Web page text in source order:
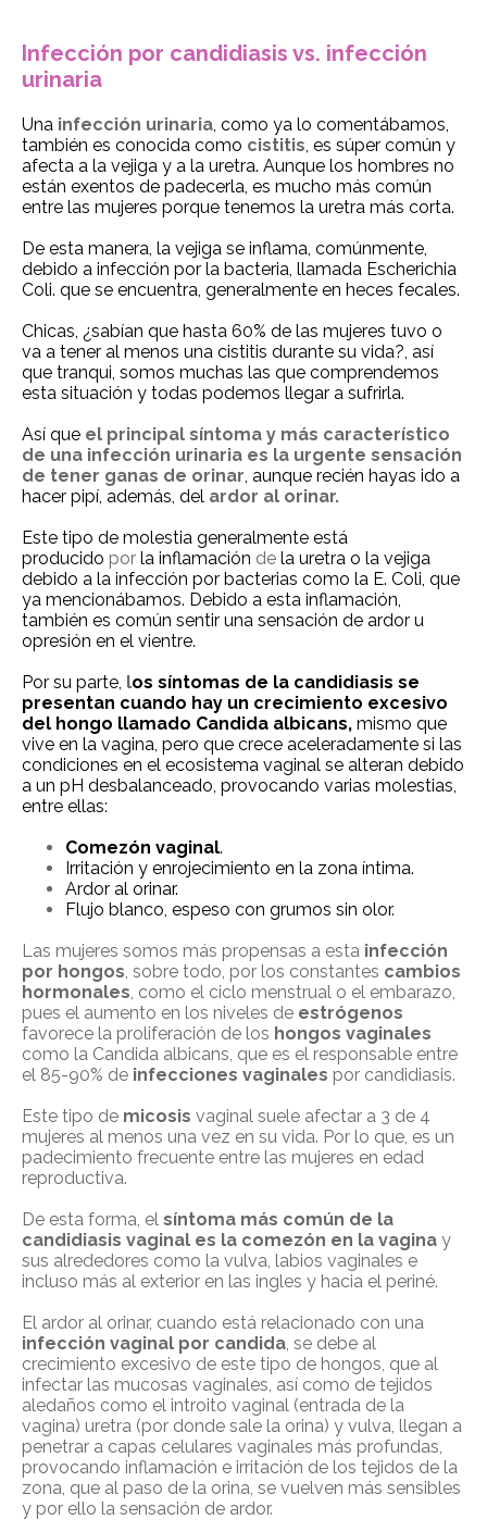
Infección por candidiasis vs. infección
urinaria
Una infección urinaria, como ya lo comentábamos,
también es conocida como cistitis, es súper común y
afecta a la vejiga y a la uretra. Aunque los hombres no
están exentos de padecerla, es mucho más común
entre las mujeres porque tenemos la uretra más corta.
De esta manera, la vejiga se inflama, comúnmente,
debido a infección por la bacteria, llamada Escherichia
Coli. que se encuentra, generalmente en heces fecales.
Chicas, ¿sabían que hasta 60% de las mujeres tuvo o
va a tener al menos una cistitis durante su vida?, así
que tranqui, somos muchas las que comprendemos
esta situación y todas podemos llegar a sufrirla.
Así que el principal síntoma y más característico
de una infección urinaria es la urgente sensación
de tener ganas de orinar, aunque recién hayas ido a
hacer pipí, además, del ardor al orinar.
Este tipo de molestia generalmente está
producido por la inflamación de la uretra o la vejiga
debido a la infección por bacterias como la E. Coli, que
ya mencionábamos. Debido a esta inflamación,
también es común sentir una sensación de ardor u
opresión en el vientre.
Por su parte, los síntomas de la candidiasis se
presentan cuando hay un crecimiento excesivo
del hongo llamado Candida albicans, mismo que
vive en la vagina, pero que crece aceleradamente si las
condiciones en el ecosistema vaginal se alteran debido
a un pH desbalanceado, provocando varias molestias,
entre ellas:
Comezón vaginal.
Irritación y enrojecimiento en la zona íntima.
Ardor al orinar.
Flujo blanco, espeso con grumos sin olor.
Las mujeres somos más propensas a esta infección
por hongos, sobre todo, por los constantes cambios
hormonales, como el ciclo menstrual o el embarazo,
pues el aumento en los niveles de estrógenos
favorece la proliferación de los hongos vaginales
como la Candida albicans, que es el responsable entre
el 85-90% de infecciones vaginales por candidiasis.
Este tipo de micosis vaginal suele afectar a 3 de 4
mujeres al menos una vez en su vida. Por lo que, es un
padecimiento frecuente entre las mujeres en edad
reproductiva.
De esta forma, el síntoma más común de la
candidiasis vaginal es la comezón en la vagina y
sus alrededores como la vulva, labios vaginales e
incluso más al exterior en las ingles y hacia el periné.
El ardor al orinar, cuando está relacionado con una
infección vaginal por candida, se debe al
crecimiento excesivo de este tipo de hongos, que al
infectar las mucosas vaginales, así como de tejidos
aledaños como el introito vaginal (entrada de la
vagina) uretra (por donde sale la orina) y vulva, llegan a
penetrar a capas celulares vaginales más profundas,
provocando inflamación e irritación de los tejidos de la
zona, que al paso de la orina, se vuelven más sensibles
y por ello la sensación de ardor.